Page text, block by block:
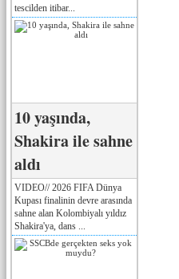
tescilden itibar...
10 yaşında,
Shakira ile sahne
aldı
VIDEO// 2026 FIFA Dünya
Kupası finalinin devre arasında
sahne alan Kolombiyalı yıldız
Shakira'ya, dans ...